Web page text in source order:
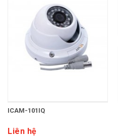
ICAM-101IQ
Liên hệ